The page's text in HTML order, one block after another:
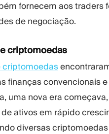
fornecem aos traders
de negociação.
criptomoedas
criptomoedas
finanças convencionais
uma nova era
ativos em rápido
diversas